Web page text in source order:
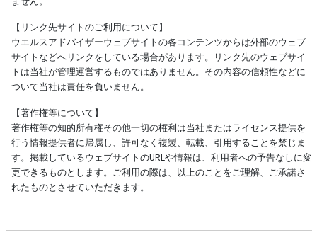
【リンク先サイトのご利用について】
ウエルスアドバイザーウェブサイトの各コンテンツからは外部のウェブ
サイトなどへリンクをしている場合があります。リンク先のウェブサイ
トは当社が管理運営するものではありません。その内容の信頼性などに
ついて当社は責任を負いません。
【著作権等について】
著作権等の知的所有権その他一切の権利は当社またはライセンス提供を
行う情報提供者に帰属し、許可なく複製、転載、引用することを禁じま
す。掲載しているウェブサイトのURLや情報は、利用者への予告なしに変
更できるものとします。ご利用の際は、以上のことをご理解、ご承諾さ
れたものとさせていただきます。